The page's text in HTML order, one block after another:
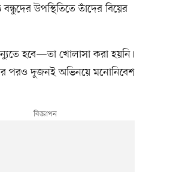
উপস্থিতিতে তাঁদের বিয়ের
হবে—তা খোলাসা করা হয়নি।
পরও দুজনই অভিনয়ে মনোনিবেশ